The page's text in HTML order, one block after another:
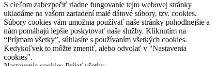
S cieľom zabezpečiť riadne fungovanie tejto webovej stránky
ukladáme na vašom zariadení malé dátové súbory, tzv. cookies.
Súbory cookies vám umožnia používať naše stránky pohodlnejšie a
nám pomáhajú lepšie poskytovať naše služby. Kliknutím na
“Príjmam všetky”, súhlasíte s používaním všetkých cookies.
Kedykoľvek to môžte zmeniť, alebo odvolať v "Nastavenia
cookies".